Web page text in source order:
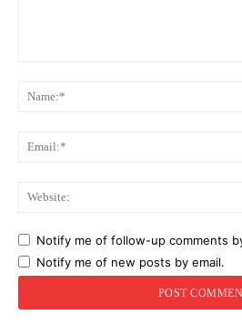
Notify me of follow-up comments
Notify me of new posts by email.